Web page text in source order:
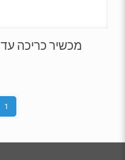
מכשיר כריכה עד 8 דף ניקוב CB-60
1